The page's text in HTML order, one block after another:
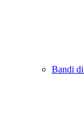
Bandi di